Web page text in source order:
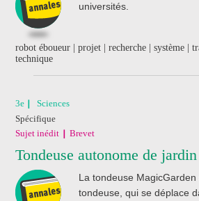
universités.
robot éboueur | projet | recherche | système |
technique
3e
Sciences
Spécifique
Sujet inédit
Brevet
Tondeuse autonome de jardin
La tondeuse
tondeuse, qui se déplace